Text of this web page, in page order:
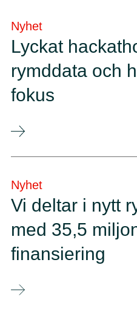
Nyhet
Lyckat
rymddata och
fokus
Nyhet
Vi deltar i nytt
med 35,5
finansiering